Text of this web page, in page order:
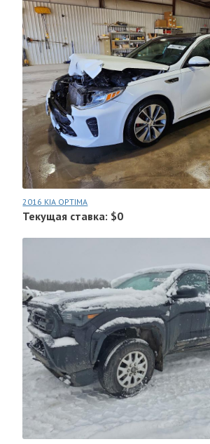
2016 KIA OPTIMA
Текущая ставка: $0